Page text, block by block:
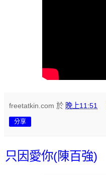
freetatkin.com 於 晚上11:51
分享
只因愛你(陳百強)